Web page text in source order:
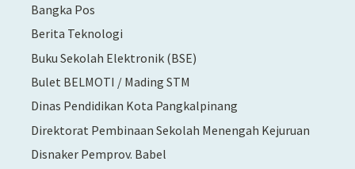
Bangka Pos
Berita Teknologi
Buku Sekolah Elektronik (BSE)
Bulet BELMOTI / Mading STM
Dinas Pendidikan Kota Pangkalpinang
Direktorat Pembinaan Sekolah Menengah Kejuruan
Disnaker Pemprov. Babel